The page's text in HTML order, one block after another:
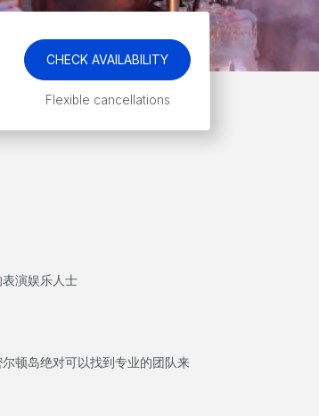
CHECK AVAILABILITY
Kids stay and eat free*
演娱乐人士
顿岛绝对可以找到专业的团队来